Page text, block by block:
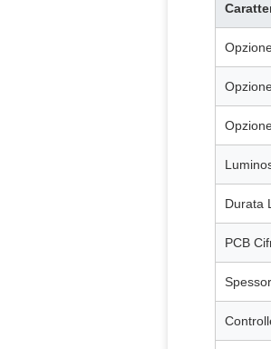
Durata
PCB